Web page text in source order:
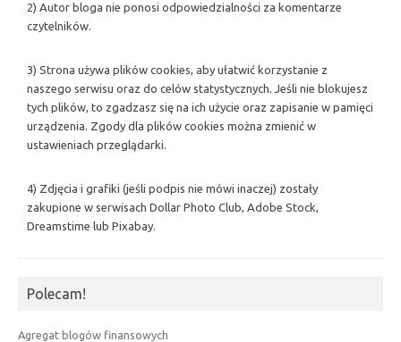
2) Autor bloga nie ponosi odpowiedzialności za komentarze
czytelników.
3) Strona używa plików cookies, aby ułatwić korzystanie z
naszego serwisu oraz do celów statystycznych. Jeśli nie blokujesz
tych plików, to zgadzasz się na ich użycie oraz zapisanie w pamięci
urządzenia. Zgody dla plików cookies można zmienić w
ustawieniach przeglądarki.
4) Zdjęcia i grafiki (jeśli podpis nie mówi inaczej) zostały
zakupione w serwisach Dollar Photo Club, Adobe Stock,
Dreamstime lub Pixabay.
Polecam!
Agregat blogów finansowych